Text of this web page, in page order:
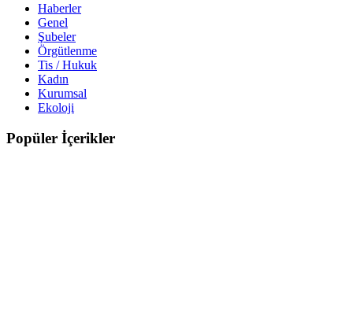
Haberler
Genel
Şubeler
Örgütlenme
Tis / Hukuk
Kadın
Kurumsal
Ekoloji
Popüler İçerikler